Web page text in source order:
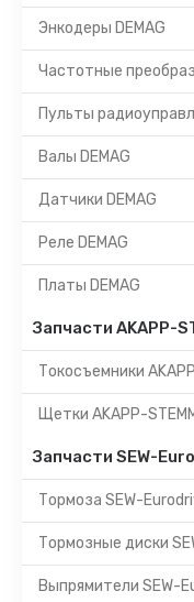
Энкодеры DEMAG
Частотные
Пульты
Валы DEMAG
Датчики DEMAG
Реле DEMAG
Платы DEMAG
Запчасти AKAPP-
Токосъемники
Щетки AKAPP-
Запчасти SEW-
Тормоза SEW-
Тормозные диски
Выпрямители SEW-